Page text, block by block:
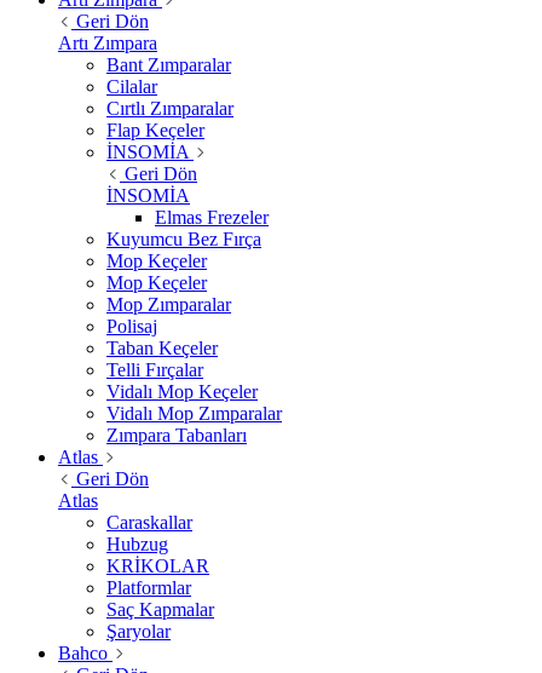
Geri Dön
Artı Zımpara
Bant Zımparalar
Cilalar
Cırtlı Zımparalar
Flap Keçeler
İNSOMİA
Geri Dön
İNSOMİA
Elmas Frezeler
Kuyumcu Bez Fırça
Mop Keçeler
Mop Keçeler
Mop Zımparalar
Polisaj
Taban Keçeler
Telli Fırçalar
Vidalı Mop Keçeler
Vidalı Mop Zımparalar
Zımpara Tabanları
Atlas
Geri Dön
Atlas
Caraskallar
Hubzug
KRİKOLAR
Platformlar
Saç Kapmalar
Şaryolar
Bahco